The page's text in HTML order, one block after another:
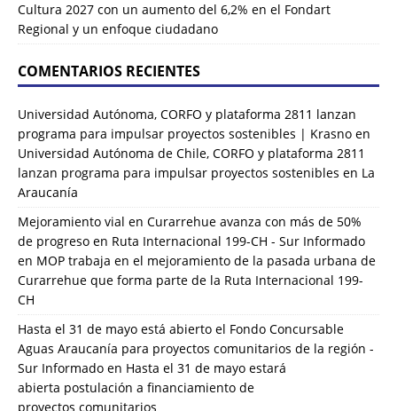
Cultura 2027 con un aumento del 6,2% en el Fondart
Regional y un enfoque ciudadano
COMENTARIOS RECIENTES
Universidad Autónoma, CORFO y plataforma 2811 lanzan
programa para impulsar proyectos sostenibles | Krasno en
Universidad Autónoma de Chile, CORFO y plataforma 2811
lanzan programa para impulsar proyectos sostenibles en La
Araucanía
Mejoramiento vial en Curarrehue avanza con más de 50%
de progreso en Ruta Internacional 199-CH - Sur Informado
en MOP trabaja en el mejoramiento de la pasada urbana de
Curarrehue que forma parte de la Ruta Internacional 199-
CH
Hasta el 31 de mayo está abierto el Fondo Concursable
Aguas Araucanía para proyectos comunitarios de la región -
Sur Informado en Hasta el 31 de mayo estará
abierta postulación a financiamiento de
proyectos comunitarios